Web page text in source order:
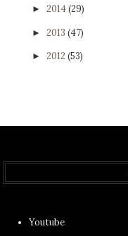
► 2014(29)
► 2013 (47)
► 2012 (53)
Youtube